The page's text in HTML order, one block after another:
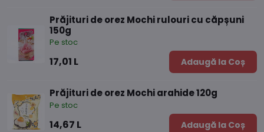
Prăjituri de orez Mochi rulouri cu căpșuni
150g
Pe stoc
17,01 L Adaugă la Coș
Prăjituri de orez Mochi arahide 120g
Pe stoc
14,67 L Adaugă la Coș